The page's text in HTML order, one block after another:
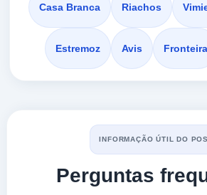
En 245, Lote 9
FRONTEIRA- SRª DOS MÁRTIRES,
7470-011
Casa Branca Riachos
Estremoz Avis Fronteira
INFORMAÇÃO ÚTIL DO
Perguntas